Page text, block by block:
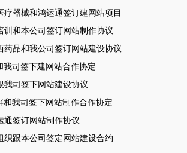
疗器械和鸿运通签订建网站项目
训和本公司签订网站制作协议
药品和我公司签订网站建设协议
我司签下建网站合作协定
我司签下网站建设协议
和我司签下网站制作合作协定
通签订网站制作协议
织跟本公司签定网站建设合约